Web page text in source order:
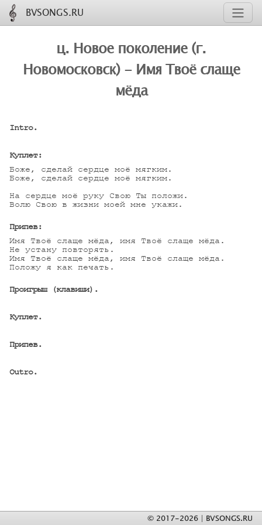
BVSONGS.RU
ц. Новое поколение (г.
Новомосковск) - Имя Твоё слаще
мёда
Intro.
Куплет:
Боже, сделай сердце моё мягким.
Боже, сделай сердце моё мягким.
На сердце моё руку Свою Ты положи.
Волю Свою в жизни моей мне укажи.
Припев:
Имя Твоё слаще мёда, имя Твоё слаще мёда.
Не устану повторять.
Имя Твоё слаще мёда, имя Твоё слаще мёда.
Положу я как печать.
Проигрыш (клавиши).
Куплет.
Припев.
Outro.
© 2017-2026 | BVSONGS.RU